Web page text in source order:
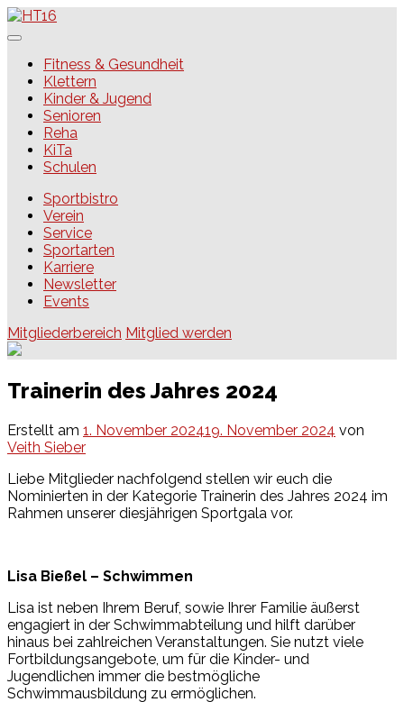
Skip
to
HT16Fitness & Gesundheit
Klettern
Kinder & Jugend
Senioren
Reha
KiTa
Schulen
Sportbistro
Verein
Service
Sportarten
Karriere
Newsletter
Events
Mitgliederbereich Mitglied werden
Trainerin des Jahres 2024
Erstellt am 1. November 202419. November 2024 von
Veith Sieber
Liebe Mitglieder nachfolgend stellen wir euch die
Nominierten in der Kategorie Trainerin des Jahres 2024 im
Rahmen unserer diesjährigen Sportgala vor.
Lisa Bießel – Schwimmen
Lisa ist neben Ihrem Beruf, sowie Ihrer Familie äußerst
engagiert in der Schwimmabteilung und hilft darüber
hinaus bei zahlreichen Veranstaltungen. Sie nutzt viele
Fortbildungsangebote, um für die Kinder- und
Jugendlichen immer die bestmögliche
Schwimmausbildung zu ermöglichen.